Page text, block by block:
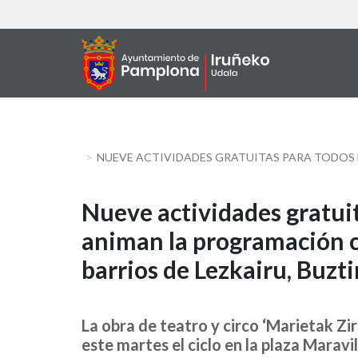
to
Nueve
actividades
gratuitas
para
todos
Nueve actividades
animan la programación
barrios de Lezkairu,
La obra de teatro y circo ‘Marietak
este martes el ciclo en la plaza